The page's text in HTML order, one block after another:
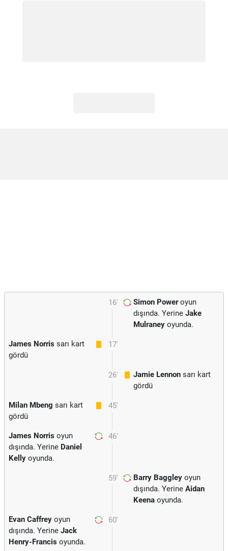
16' Simon Poweroyun
dışında. Yerine Jake
Mulraney oyunda.
17'
James Norris sarı kart
gördü
26' Jamie Lennon sarı kart
gördü
45'
Milan Mbeng sarı kart
gördü
46'
James Norris oyun
dışında. Yerine Daniel
Kelly oyunda.
59' Barry Baggley oyun
dışında. Yerine Aidan
Keena oyunda.
60'
Evan Caffrey oyun
dışında. Yerine Jack
Henry-Francis oyunda.